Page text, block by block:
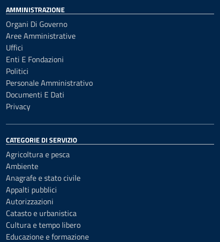
AMMINISTRAZIONE
Organi Di Governo
Aree Amministrative
Uffici
Enti E Fondazioni
Politici
Personale Amministrativo
Documenti E Dati
Privacy
CATEGORIE DI SERVIZIO
Agricoltura e pesca
Ambiente
Anagrafe e stato civile
Appalti pubblici
Autorizzazioni
Catasto e urbanistica
Cultura e tempo libero
Educazione e formazione